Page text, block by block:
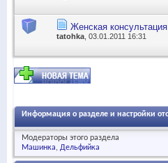
Женская
tatohka , 03.01.2011 16:31
Информация о разделе и настройки
Модераторы этого раздела
Машинка Дельфийка